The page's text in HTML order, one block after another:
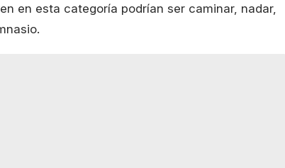
en esta categoría podrían ser caminar, nadar,